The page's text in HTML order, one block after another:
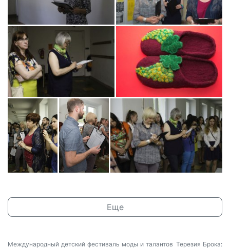
Еще
Международный детский фестиваль моды и талантов Терезия Брока: